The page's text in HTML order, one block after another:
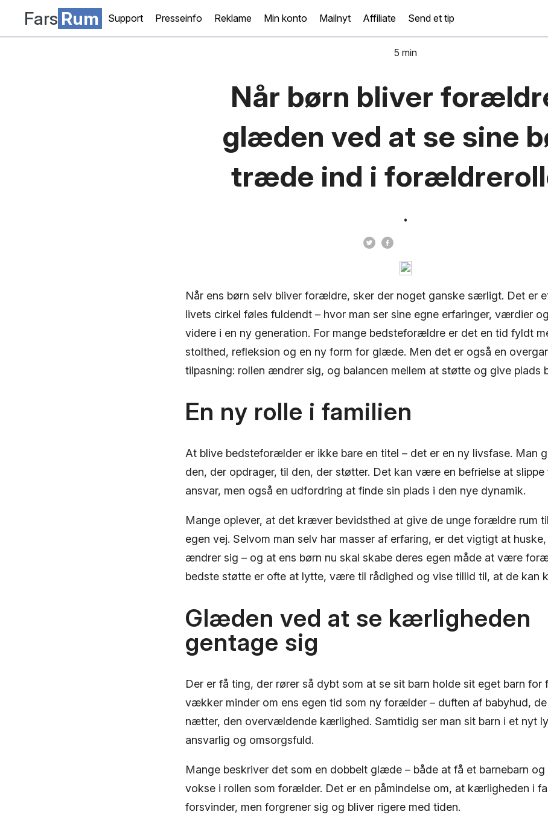
Fars Rum Support Presseinfo Reklame Min konto Mailnyt Affiliate Send et tip
Når børn bliver
glæden ved at se sine
træde ind i
5 min
Når ens børn selv bliver forældre, sker der noget ganske særligt. Det er
livets cirkel føles fuldendt – hvor man ser sine egne erfaringer, værdier
videre i en ny generation. For mange bedsteforældre er det en tid fyldt
stolthed, refleksion og en ny form for glæde. Men det er også en
tilpasning: rollen ændrer sig, og balancen mellem at støtte og give plads
En ny rolle i familien
At blive bedsteforælder er ikke bare en titel – det er en ny livsfase. Man
den, der opdrager, til den, der støtter. Det kan være en befrielse at
ansvar, men også en udfordring at finde sin plads i den nye dynamik.
Mange oplever, at det kræver bevidsthed at give de unge forældre rum
egen vej. Selvom man selv har masser af erfaring, er det vigtigt at
ændrer sig – og at ens børn nu skal skabe deres egen måde at være
bedste støtte er ofte at lytte, være til rådighed og vise tillid til, at de kan
Glæden ved at se kærligheden
gentage sig
Der er få ting, der rører så dybt som at se sit barn holde sit eget barn for
vækker minder om ens egen tid som ny forælder – duften af babyhud,
nætter, den overvældende kærlighed. Samtidig ser man sit barn i et nyt
ansvarlig og omsorgsfuld.
Mange beskriver det som en dobbelt glæde – både at få et barnebarn og
vokse i rollen som forælder. Det er en påmindelse om, at kærligheden i
forsvinder, men forgrener sig og bliver rigere med tiden.